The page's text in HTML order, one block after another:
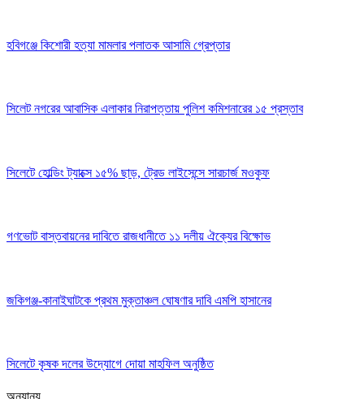
হবিগঞ্জে কিশোরী হত্যা মামলার পলাতক আসামি গ্রেপ্তার
সিলেট নগরের আবাসিক এলাকার নিরাপত্তায় পুলিশ কমিশনারের ১৫ প্রস্তাব
সিলেটে হোল্ডিং ট্যাক্সে ১৫% ছাড়, ট্রেড লাইসেন্সে সারচার্জ মওকুফ
গণভোট বাস্তবায়নের দাবিতে রাজধানীতে ১১ দলীয় ঐক্যের বিক্ষোভ
জকিগঞ্জ-কানাইঘাটকে প্রথম মুক্তাঞ্চল ঘোষণার দাবি এমপি হাসানের
সিলেটে কৃষক দলের উদ্যোগে দোয়া মাহফিল অনুষ্ঠিত
অন্যান্য